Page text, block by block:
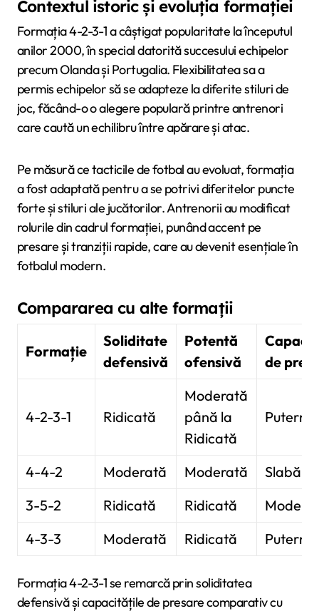
Contextul istoric și evoluția formației
Formația 4-2-3-1 a câștigat popularitate la începutul
anilor 2000, în special datorită succesului echipelor
precum Olanda și Portugalia. Flexibilitatea sa a
permis echipelor să se adapteze la diferite stiluri de
joc, făcând-o o alegere populară printre antrenori
care caută un echilibru între apărare și atac.
Pe măsură ce tacticile de fotbal au evoluat, formația
a fost adaptată pentru a se potrivi diferitelor puncte
forte și stiluri ale jucătorilor. Antrenorii au modificat
rolurile din cadrul formației, punând accent pe
presare și tranziții rapide, care au devenit esențiale în
fotbalul modern.
Compararea cu alte formații
Formație
Soliditate
defensivă
Potentă
ofensivă
de
4-2-3-1 Ridicată
Moderată
până la
Ridicată
4-4-2 Moderată Moderată
Slabă
3-5-2
Ridicată Ridicată
4-3-3
Moderată Ridicată
Formația 4-2-3-1 se remarcă prin soliditatea
defensivă și capacitățile de presare comparativ cu